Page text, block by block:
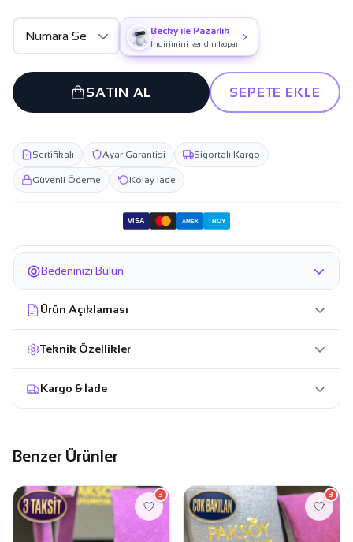
Becky ile Pazarlık
İndirimini kendin kopar
SATIN AL SEPETE EKLE
Sertifikalı Ayar Garantisi Sigortalı Kargo
Güvenli Ödeme Kolay İade
VISA AMEX TROY
Bedeninizi Bulun
Ürün Açıklaması
Teknik Özellikler
Kargo & İade
Benzer Ürünler
3 3